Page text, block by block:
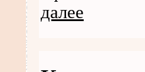
далее